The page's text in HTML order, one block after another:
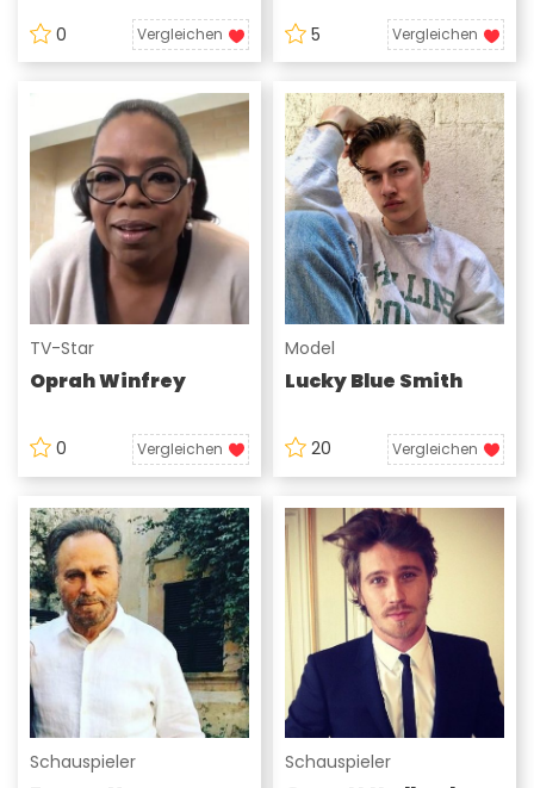
0 Vergleichen 5 Vergleichen
TV-Star
Oprah Winfrey
0 Vergleichen
Model
Lucky Blue Smith
20 Vergleichen
Schauspieler Schauspieler